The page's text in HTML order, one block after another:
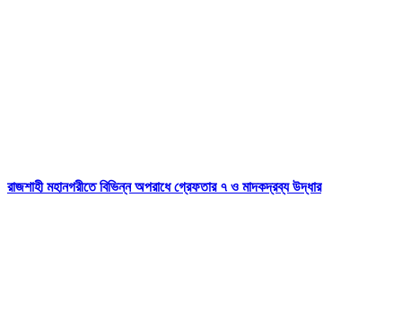
রাজশাহী মহানগরীতে বিভিন্ন অপরাধে গ্রেফতার ৭ ও মাদকদ্রব্য উদ্ধার